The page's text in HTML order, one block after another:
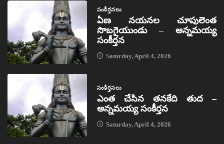
సంకీర్తనలు
ఏణ నయనల చూపులెంత
సొబగైయుండు – అన్నమయ్య
సంకీర్తన
Saturday, April 4, 2026
సంకీర్తనలు
ఎంత చేసిన తనకేది తుద –
అన్నమయ్య సంకీర్తన
Saturday, April 4, 2026